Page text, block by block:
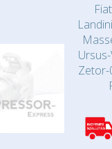
Zetor-